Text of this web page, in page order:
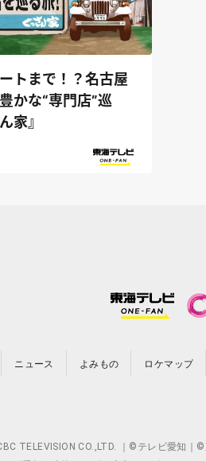
トまで！？名古屋
かな“専門店”巡
家』
ニュース よみもの ロケマップ
TELEVISION CO.,LTD. ｜©テレビ愛知